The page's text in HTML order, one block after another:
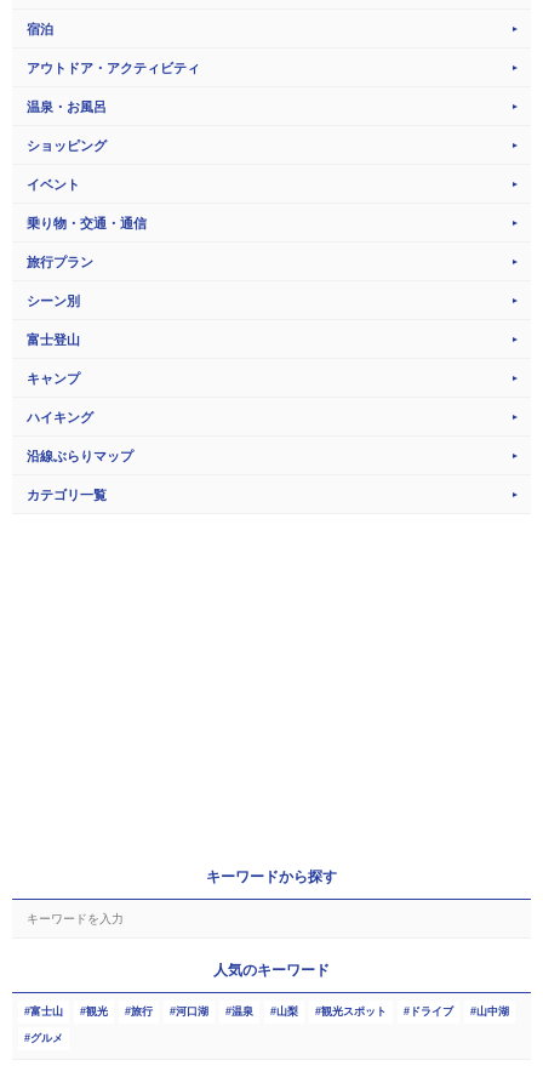
宿泊
アウトドア・アクティビティ
温泉・お風呂
ショッピング
イベント
乗り物・交通・通信
旅行プラン
シーン別
富士登山
キャンプ
ハイキング
沿線ぶらりマップ
カテゴリ一覧
キーワードから探す
人気のキーワード
富士山 観光 旅行 河口湖 温泉 山梨 観光スポット ドライブ 山中湖
グルメ